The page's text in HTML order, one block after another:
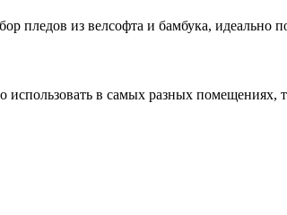
пледов из велсофта и бамбука,
в самых разных помещениях,